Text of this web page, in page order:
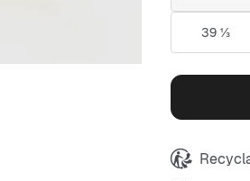
39 ⅓